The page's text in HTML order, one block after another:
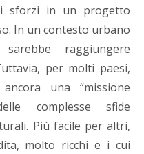
sforzi in un progetto
In un contesto urbano
raggiungere
per molti paesi,
una “missione
complesse sfide
Più facile per altri,
molto ricchi e i cui